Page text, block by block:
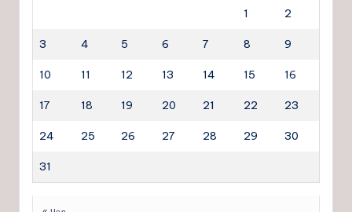
1 2
3 4 5 6 7 8 9
10 11 12 13 14 15 16
17 18 19 20 21 22 23
24 25 26 27 28 29 30
31